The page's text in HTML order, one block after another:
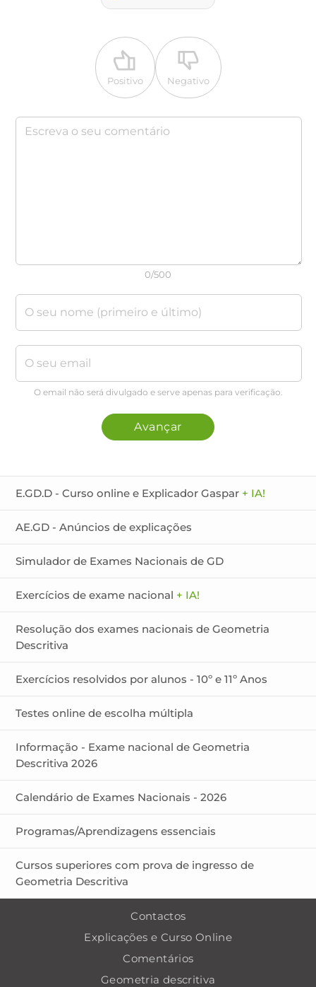
Positivo Negativo
0/500
O email não será divulgado e serve apenas para verificação.
Avançar
E.GD.D - Curso online e Explicador Gaspar + IA!
AE.GD - Anúncios de explicações
Simulador de Exames Nacionais de GD
Exercícios de exame nacional + IA!
Resolução dos exames nacionais de Geometria
Descritiva
Exercícios resolvidos por alunos - 10º e 11º Anos
Testes online de escolha múltipla
Informação - Exame nacional de Geometria
Descritiva 2026
Calendário de Exames Nacionais - 2026
Programas/Aprendizagens essenciais
Cursos superiores com prova de ingresso de
Geometria Descritiva
Contactos
Explicações e Curso Online
Comentários
Geometria descritiva